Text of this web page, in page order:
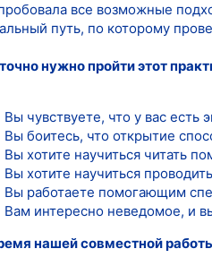
все возможные
путь, по которому
нужно пройти этот
Вы чувствуете, что у вас есть
Вы боитесь, что открытие
Вы хотите научиться читать
Вы хотите научиться
Вы работаете помогающим
Вам интересно неведомое, и
нашей совместной